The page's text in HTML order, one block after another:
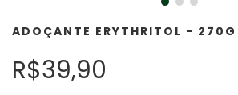
ADOÇANTE ERYTHRITOL - 270G
R$39,90